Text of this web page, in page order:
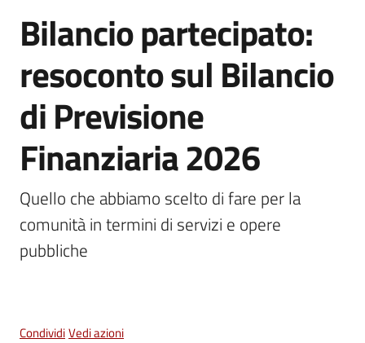
Amministrazione
Servizi
Castel
Maggiore
Menu selezionato
Amministrazione
Salta al contenuto
Bilancio partecipato:
resoconto sul Bilancio
di Previsione
Finanziaria 2026
Quello che abbiamo scelto di fare per la
comunità in termini di servizi e opere
pubbliche
CondividiVedi azioni